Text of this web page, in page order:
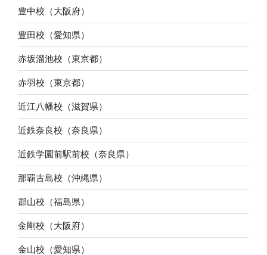
豊中校（大阪府）
豊田校（愛知県）
赤坂溜池校（東京都）
赤羽校（東京都）
近江八幡校（滋賀県）
近鉄奈良校（奈良県）
近鉄学園前駅前校（奈良県）
那覇古島校（沖縄県）
郡山校（福島県）
金剛校（大阪府）
金山校（愛知県）